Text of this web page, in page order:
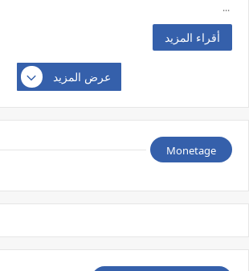
...
أقراء المزيد
عرض المزيد
Monetage